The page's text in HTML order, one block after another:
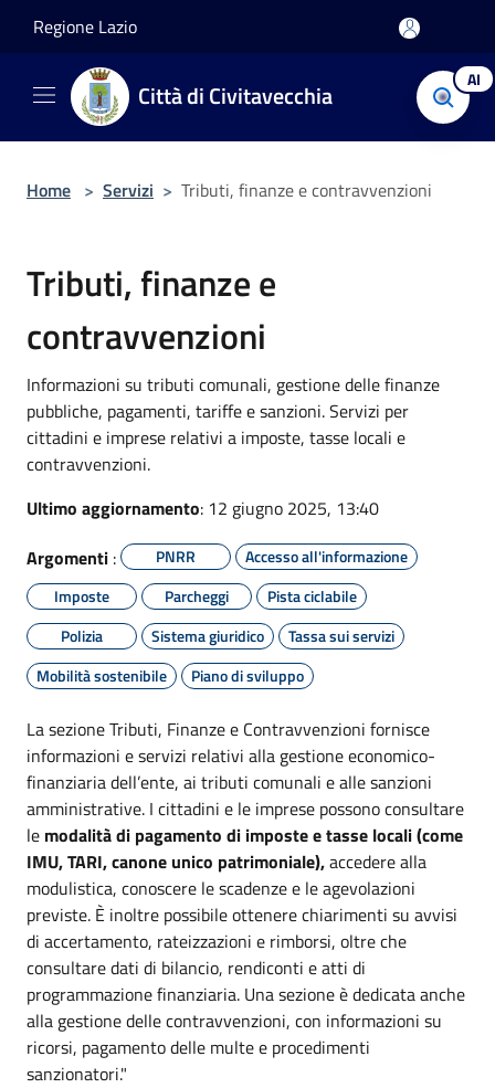
Regione Lazio
Città di Civitavecchia AI
Home > Servizi > Tributi, finanze e contravvenzioni
Tributi, finanze e
contravvenzioni
Informazioni su tributi comunali, gestione delle finanze
pubbliche, pagamenti, tariffe e sanzioni. Servizi per
cittadini e imprese relativi a imposte, tasse locali e
contravvenzioni.
Ultimo aggiornamento: 12 giugno 2025, 13:40
Argomenti : PNRR
Accesso all'informazione
Imposte
Parcheggi
Pista ciclabile
Polizia
Sistema giuridico
Tassa sui servizi
Mobilità sostenibile
Piano di sviluppo
La sezione Tributi, Finanze e Contravvenzioni fornisce
informazioni e servizi relativi alla gestione economico-
finanziaria dell’ente, ai tributi comunali e alle sanzioni
amministrative. I cittadini e le imprese possono consultare
le modalità di pagamento di imposte e tasse locali (come
IMU, TARI,canone unico patrimoniale),accedere alla
modulistica, conoscere le scadenze e le agevolazioni
previste. È inoltre possibile ottenere chiarimenti su avvisi
di accertamento, rateizzazioni e rimborsi, oltre che
consultare dati di bilancio, rendiconti e atti di
programmazione finanziaria. Una sezione è dedicata anche
alla gestione delle contravvenzioni, con informazioni su
ricorsi, pagamento delle multe e procedimenti
sanzionatori."